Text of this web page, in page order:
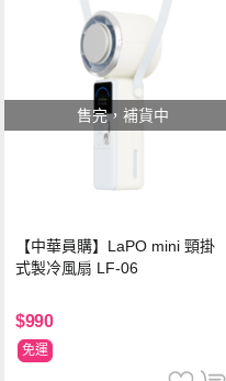
售完，補貨中
【中華員購】LaPO mini 頸掛
式製冷風扇 LF-06
$990
免運